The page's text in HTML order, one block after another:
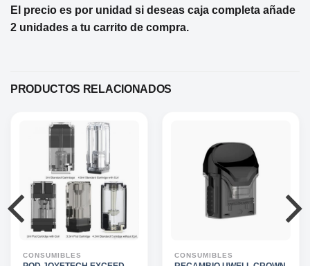
El precio es por unidad si deseas caja completa añade
2 unidades a tu carrito de compra.
PRODUCTOS RELACIONADOS
CONSUMIBLES CONSUMIBLES